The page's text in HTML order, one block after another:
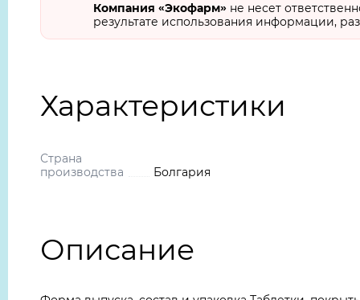
Компания «Экофарм» не несет
результате использования информации,
Характеристики
Страна
производства
Болгария
Описание